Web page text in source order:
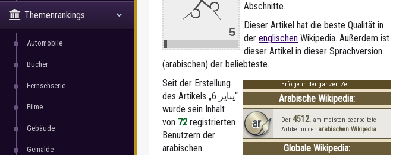
Themenrankings
Automobile
Bücher
Fernsehserie
Filme
Gebäude
Gemälde
5
Abschnitte.
Dieser Artikel hat die beste Qualität in
der englischen Wikipedia. Außerdem ist
dieser Artikel in dieser Sprachversion
(arabischen) der beliebteste.
Erfolge in der ganzen Zeit:
Arabische Wikipedia:
ar Der 4512.am meisten bearbeitete
Artikel in der arabischen Wikipedia.
Globale Wikipedia:
Seit der Erstellung
des Artikels „6 يناير“
wurde sein Inhalt
von 72 registrierten
Benutzern der
arabischen